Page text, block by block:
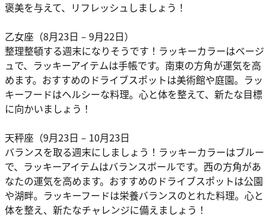
褒美を与えて、リフレッシュしましょう！
乙女座（8月23日 – 9月22日）
整理整頓する週末になりそうです！ラッキーカラーはベージ
ュで、ラッキーアイテムは手帳です。南東の方角が運気を高
めます。おすすめのドライブスポットは美術館や庭園。ラッ
キーフードはヘルシーな料理。心と体を整えて、新たな目標
に向かいましょう！
天秤座（9月23日 – 10月23日
バランスを取る週末にしましょう！ラッキーカラーはブルー
で、ラッキーアイテムはバランスボールです。西の方角があ
なたの運気を高めます。おすすめのドライブスポットは公園
や湖畔。ラッキーフードは栄養バランスのとれた料理。心と
体を整え、新たなチャレンジに備えましょう！